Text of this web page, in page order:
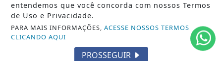
TECNOLOGIA
EDUCAÇÃO
entendemos que você concorda com nossos Termos
de Uso e Privacidade.
PARA MAIS INFORMAÇÕES,ACESSE NOSSOS TERMOS
CLICANDO AQUI
PROSSEGUIR